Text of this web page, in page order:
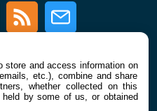
InstagramRSS Newsletter
À PROPOS
La rédaction
store and access information on
etc.), combine and share
whether collected on this
by some of us, or obtained